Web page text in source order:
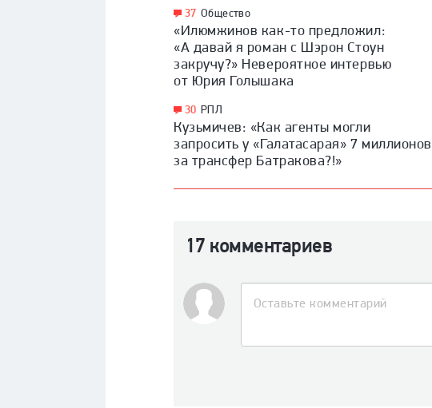
37 Общество
«Илюмжинов как-то предложил:
«А давай я роман с Шэрон Стоун
закручу?» Невероятное интервью
от Юрия Голышака
30 РПЛ
Кузьмичев: «Как агенты могли
запросить у «Галатасарая» 7 миллионов
за трансфер Батракова?!»
17 комментариев